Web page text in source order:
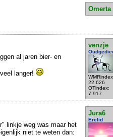
Omerta
venzje
22.626
OTindex:
7.917
al jaren bier- en
langer!
Jura6
Erelid
linkje weg was maar het
niet te weten dan: